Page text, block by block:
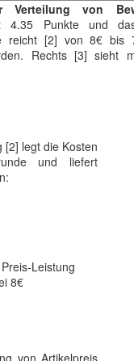
von
4.35 Punkte und
reicht [2] von 8€
Rechts [3] sieht
[2] legt die Kosten
und liefert
Leistung
8€